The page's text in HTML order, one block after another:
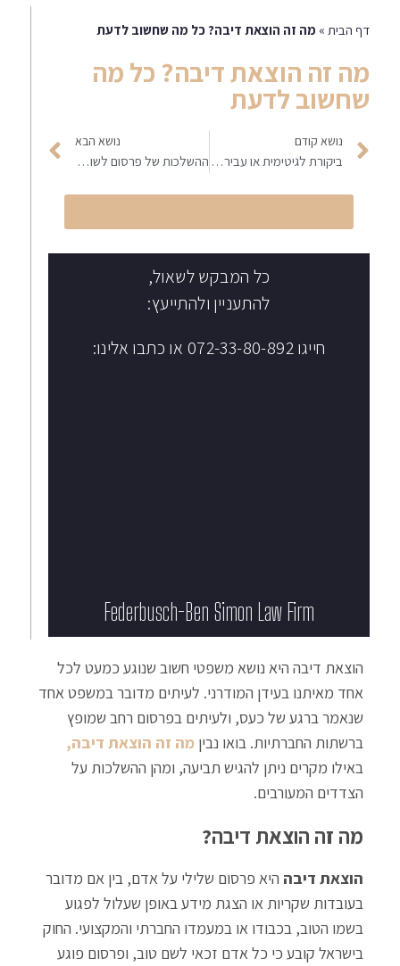
דף הבית» מה זה הוצאת דיבה? כל מה שחשוב לדעת
מה זה הוצאת דיבה? כל מה
שחשוב לדעת
נושא קודם
ביקורת לגיטימית או עבירה על חוק לשון הרע? מדריך ללקוחות ועסקים
נושא הבא
ההשלכות של פרסום לשון הרע באינטרנט
כל המבקש לשאול,
להתעניין ולהתייעץ:
חייגו 072-33-80-892 או כתבו אלינו:
Federbusch-Ben Simon Law Firm​
הוצאת דיבה היא נושא משפטי חשוב שנוגע כמעט לכל
אחד מאיתנו בעידן המודרני. לעיתים מדובר במשפט אחד
שנאמר ברגע של כעס, ולעיתים בפרסום רחב שמופץ
ברשתות החברתיות. בואו נבין מה זה הוצאת דיבה,
באילו מקרים ניתן להגיש תביעה, ומהן ההשלכות על
הצדדים המעורבים.
מה זה הוצאת דיבה?
הוצאת דיבה היא פרסום שלילי על אדם, בין אם מדובר
בעובדות שקריות או הצגת מידע באופן שעלול לפגוע
בשמו הטוב, בכבודו או במעמדו החברתי והמקצועי. החוק
בישראל קובע כי כל אדם זכאי לשם טוב, ופרסום פוגע